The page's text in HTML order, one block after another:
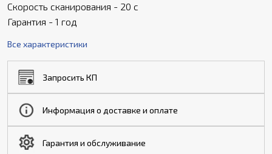
Скорость сканирования - 20 с
Гарантия - 1 год
Все характеристики
Запросить КП
Информация о доставке и оплате
Гарантия и обслуживание